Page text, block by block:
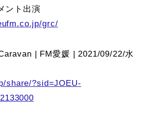
ント出演
grc/
| FM愛媛 | 2021/09/22/水
share/?sid=JOEU-